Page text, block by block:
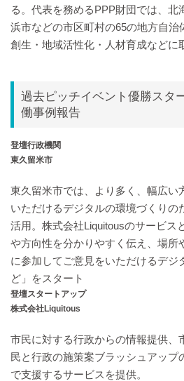
る。代表を務めるPPP財団では、北
浜市などの市区町村の65の地方自治
創生・地域活性化・人材育成などに
過去ピッチイベント優勝スタ
働事例報告
登壇行政機関
東久留米市
東久留米市では、より多く、幅広い
いただけるデジタルの環境づくりの
活用。株式会社Liquitousのサービス
や方向性を分かりやすく伝え、場所
に参加してご意見をいただけるデジ
ど」をスタート
登壇スタートアップ
株式会社Liquitous
市民に対する行政からの情報提供、
民と行政の施策案ブラッシュアップ
で支援するサービスを提供。